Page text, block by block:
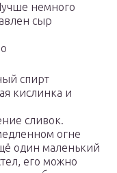
немного
сыр
спирт
кислинка и
сливок.
огне
один маленький
его можно